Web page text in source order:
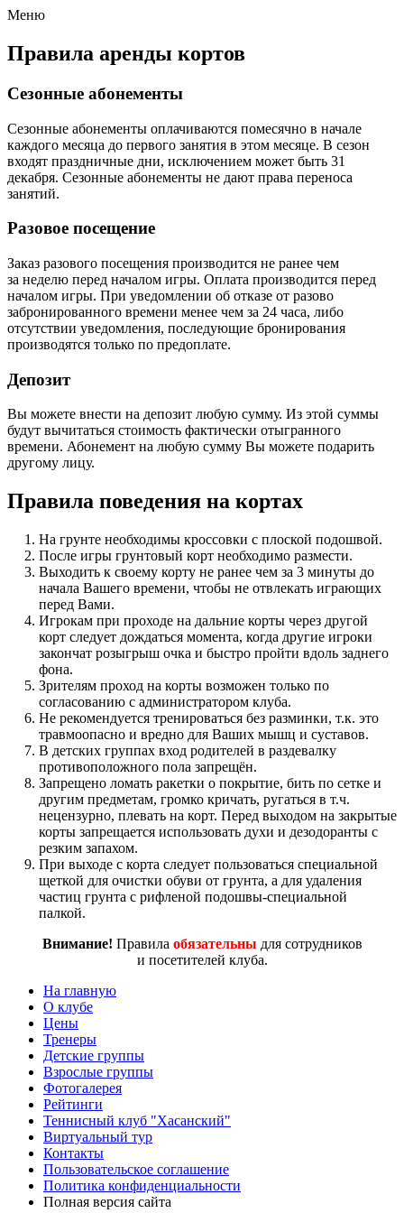
Меню
Правила аренды кортов
Сезонные абонементы
Сезонные абонементы оплачиваются помесячно в начале
каждого месяца до первого занятия в этом месяце. В сезон
входят праздничные дни, исключением может быть 31
декабря. Сезонные абонементы не дают права переноса
занятий.
Разовое посещение
Заказ разового посещения производится не ранее чем
за неделю перед началом игры. Оплата производится перед
началом игры. При уведомлении об отказе от разово
забронированного времени менее чем за 24 часа, либо
отсутствии уведомления, последующие бронирования
производятся только по предоплате.
Депозит
Вы можете внести на депозит любую сумму. Из этой суммы
будут вычитаться стоимость фактически отыгранного
времени. Абонемент на любую сумму Вы можете подарить
другому лицу.
Правила поведения на кортах
На грунте необходимы кроссовки с плоской подошвой.
После игры грунтовый корт необходимо размести.
Выходить к своему корту не ранее чем за 3 минуты до
начала Вашего времени, чтобы не отвлекать играющих
перед Вами.
Игрокам при проходе на дальние корты через другой
корт следует дождаться момента, когда другие игроки
закончат розыгрыш очка и быстро пройти вдоль заднего
фона.
Зрителям проход на корты возможен только по
согласованию с администратором клуба.
Не рекомендуется тренироваться без разминки, т.к. это
травмоопасно и вредно для Ваших мышц и суставов.
В детских группах вход родителей в раздевалку
противоположного пола запрещён.
Запрещено ломать ракетки о покрытие, бить по сетке и
другим предметам, громко кричать, ругаться в т.ч.
нецензурно, плевать на корт. Перед выходом на закрытые
корты запрещается использовать духи и дезодоранты с
резким запахом.
При выходе с корта следует пользоваться специальной
щеткой для очистки обуви от грунта, а для удаления
частиц грунта с рифленой подошвы-специальной
палкой.
Внимание! Правила обязательны для сотрудников
и посетителей клуба.
На главную
О клубе
Цены
Тренеры
Детские группы
Взрослые группы
Фотогалерея
Рейтинги
Теннисный клуб "Хасанский"
Виртуальный тур
Контакты
Пользовательское соглашение
Политика конфиденциальности
Полная версия сайта